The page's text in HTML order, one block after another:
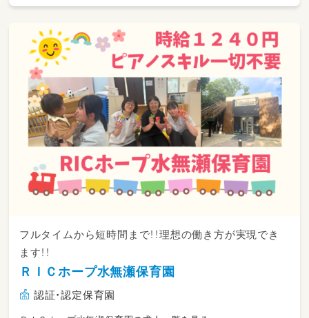
◎ピアノも弾きません。（苦手な人でも大丈
夫！）
フルタイムから短時間まで！！理想の働き方が実現でき
ます！！
ＲＩＣホープ水無瀬保育園
認証・認定保育園